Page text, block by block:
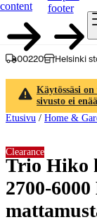
content
footer
00220 Helsinki
Käytössäsi
sivusto ei
Etusivu / Home &
Trio Hiko
2700-
Clearance